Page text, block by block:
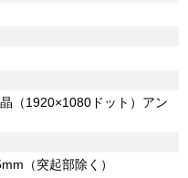
（1920×1080ドット）アン
（突起部除く）